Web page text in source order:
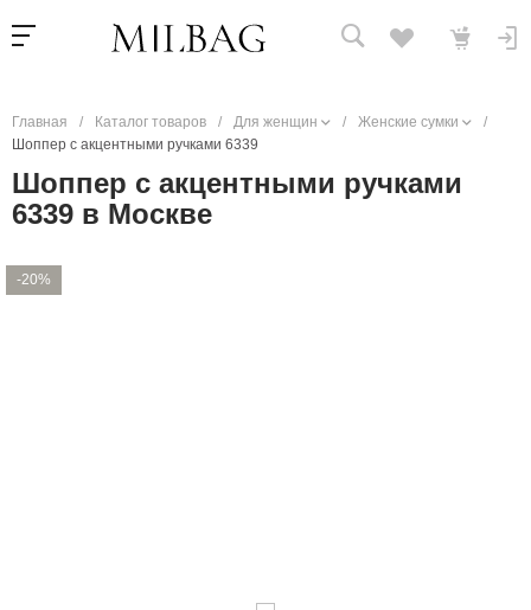
Главная / Каталог товаров / Для женщин / Женские сумки
/
Шоппер с акцентными ручками 6339
Шоппер с акцентными ручками
6339 в Москве
-20%